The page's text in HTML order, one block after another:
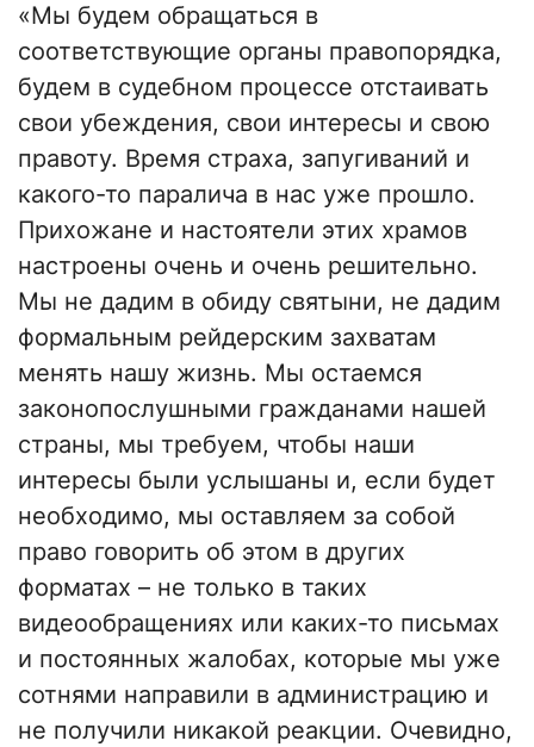
«Мы будем обращаться в
соответствующие органы правопорядка,
будем в судебном процессе отстаивать
свои убеждения, свои интересы и свою
правоту. Время страха, запугиваний и
какого-то паралича в нас уже прошло.
Прихожане и настоятели этих храмов
настроены очень и очень решительно.
Мы не дадим в обиду святыни, не дадим
формальным рейдерским захватам
менять нашу жизнь. Мы остаемся
законопослушными гражданами нашей
страны, мы требуем, чтобы наши
интересы были услышаны и, если будет
необходимо, мы оставляем за собой
право говорить об этом в других
форматах – не только в таких
видеообращениях или каких-то письмах
и постоянных жалобах, которые мы уже
сотнями направили в администрацию и
не получили никакой реакции. Очевидно,